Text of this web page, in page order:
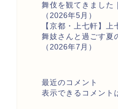
舞伎を観てきました
（2026年5月）
【京都・上七軒】
舞妓さんと過ごす夏
（2026年7月）
最近のコメント
表示できるコメント